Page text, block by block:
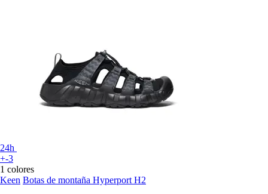
24h
+-3
1 colores
Keen Botas de montaña Hyperport H2